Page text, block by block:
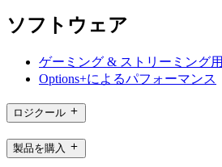
ソフトウェア
ゲーミング & ストリーミング用
Options+によるパフォーマンス
ロジクール
製品を購入